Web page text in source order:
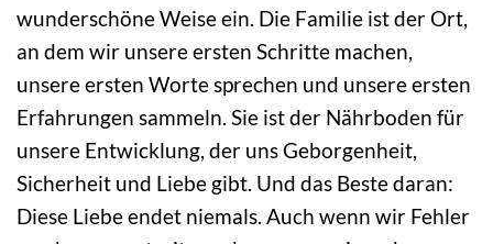
wunderschöne Weise ein. Die Familie ist der Ort,
an dem wir unsere ersten Schritte machen,
unsere ersten Worte sprechen und unsere ersten
Erfahrungen sammeln. Sie ist der Nährboden für
unsere Entwicklung, der uns Geborgenheit,
Sicherheit und Liebe gibt. Und das Beste daran:
Diese Liebe endet niemals. Auch wenn wir Fehler